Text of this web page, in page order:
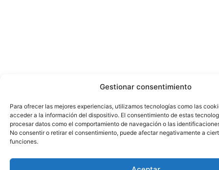
Gestionar consentimiento
Para ofrecer las mejores experiencias, utilizamos tecnologías como las
acceder a la información del dispositivo. El consentimiento de estas
procesar datos como el comportamiento de navegación o las
No consentir o retirar el consentimiento, puede afectar negativamente a
funciones.